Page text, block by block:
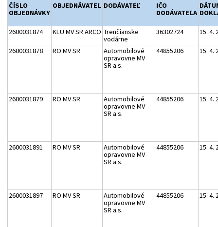
ČÍSLO
OBJEDNÁVKY
OBJEDNÁVATEĽ DODÁVATEĽ
IČO
DODÁVATEĽA
2600031874 KLU MV SR ARCO Trenčianske
vodárne
36302724 15. 4.
2600031878 RO MV SR
Automobilové
opravovne MV
SR a.s.
44855206 15. 4.
2600031879 RO MV SR
Automobilové
opravovne MV
SR a.s.
44855206 15. 4.
2600031891 RO MV SR
Automobilové
opravovne MV
SR a.s.
44855206 15. 4.
2600031897 RO MV SR
Automobilové
opravovne MV
SR a.s.
44855206 15. 4.